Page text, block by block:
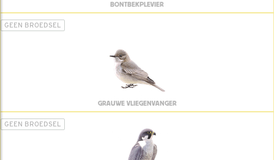
BONTBEKPLEVIER
GEEN BROEDSEL
GRAUWE VLIEGENVANGER
GEEN BROEDSEL